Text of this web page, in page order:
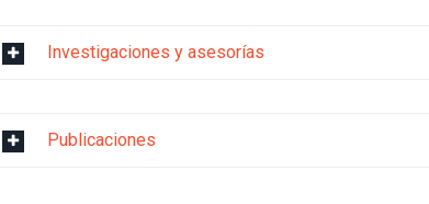
Investigaciones y asesorías
Publicaciones